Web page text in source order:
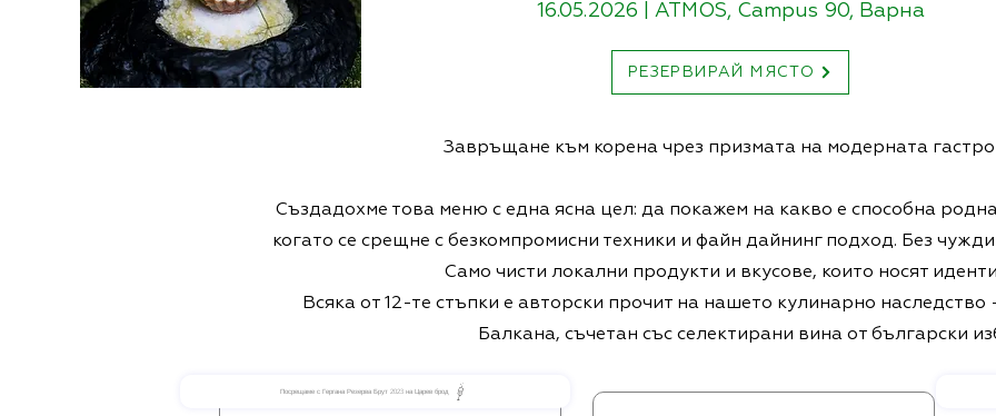
16.05.2026 | ATMOS, Campus 90, Варна
РЕЗЕРВИРАЙ МЯСТО
Завръщане към корена чрез призмата на модерната
Създадохме това меню с една ясна цел: да покажем на какво е способна
когато се срещне с безкомпромисни техники и файн дайнинг подход. Без
Само чисти локални продукти и вкусове, които носят
Всяка от 12-те стъпки е авторски прочит на нашето кулинарно
Балкана, съчетан със селектирани вина от български
Посрещаме с Гергана Резерва Брут 2023 на Царев брод